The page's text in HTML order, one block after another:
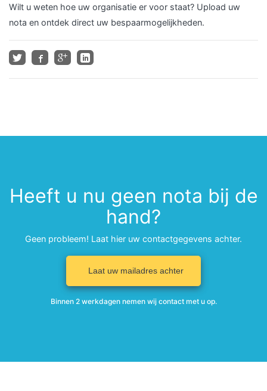
Wilt u weten hoe uw organisatie er voor staat? Upload uw
nota en ontdek direct uw bespaarmogelijkheden.
Heeft u nu geen nota bij de
hand?
Geen probleem! Laat hier uw contactgegevens achter.
Laat uw mailadres achter
Binnen 2 werkdagen nemen wij contact met u op.